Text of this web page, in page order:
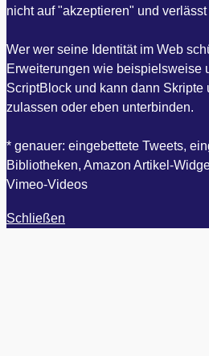
nicht auf "akzeptieren" und
Wer wer seine Identität im Web
Erweiterungen wie beispielsweise
ScriptBlock und kann dann Skripte
zulassen oder eben unterbinden.
* genauer: eingebettete Tweets,
Bibliotheken, Amazon Artikel-
Vimeo-Videos
Schließen